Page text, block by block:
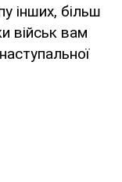
інших, більш
військ вам